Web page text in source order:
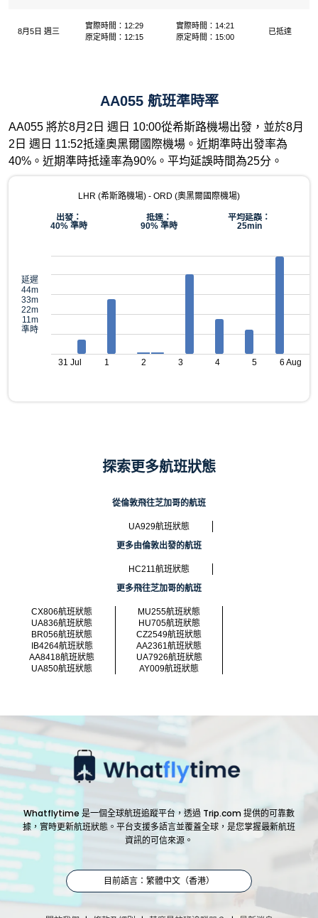
8月5日 週三
實際時間：12:29
原定時間：12:15
實際時間：14:21
原定時間：15:00
已抵達
AA055 航班準時率
AA055 將於8月2日 週日 10:00從希斯路機場出發，並於8月
2日 週日 11:52抵達奧黑爾國際機場。近期準時出發率為
40%。近期準時抵達率為90%。平均延誤時間為25分。
LHR (希斯路機場) - ORD (奧黑爾國際機場)
出發：
40% 準時
抵達：
90% 準時
平均延誤：
25min
延遲
44m
33m
22m
11m
準時
31 Jul 1 2 3 4 5 6 Aug
探索更多航班狀態
從倫敦飛往芝加哥的航班
UA929航班狀態
更多由倫敦出發的航班
HC211航班狀態
更多飛往芝加哥的航班
CX806航班狀態
MU255航班狀態
UA836航班狀態
HU705航班狀態
BR056航班狀態
CZ2549航班狀態
IB4264航班狀態
AA2361航班狀態
AA8418航班狀態
UA7926航班狀態
UA850航班狀態
AY009航班狀態
Whatflytime 是一個全球航班追蹤平台，透過 Trip.com 提供的可靠數
據，實時更新航班狀態。平台支援多語言並覆蓋全球，是您掌握最新航班
資訊的可信來源。
目前語言：繁體中文（香港）